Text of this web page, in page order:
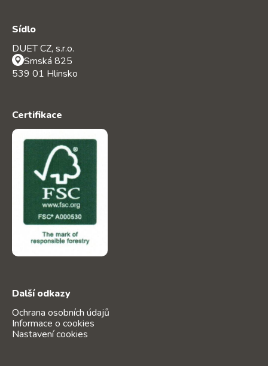
Sídlo
DUET CZ, s.r.o.
Srnská 825
539 01 Hlinsko
Certifikace
Další odkazy
Ochrana osobních údajů
Informace o cookies
Nastavení cookies